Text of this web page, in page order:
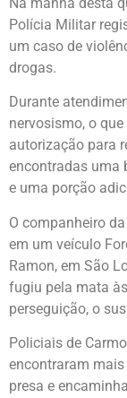
Polícia Militar
um caso de
drogas.
Durante
nervosismo, o
autorização para
encontradas uma
e uma porção
O companheiro
em um veículo
Ramon, em São
fugiu pela mata
perseguição, o
Policiais de
encontraram
presa e